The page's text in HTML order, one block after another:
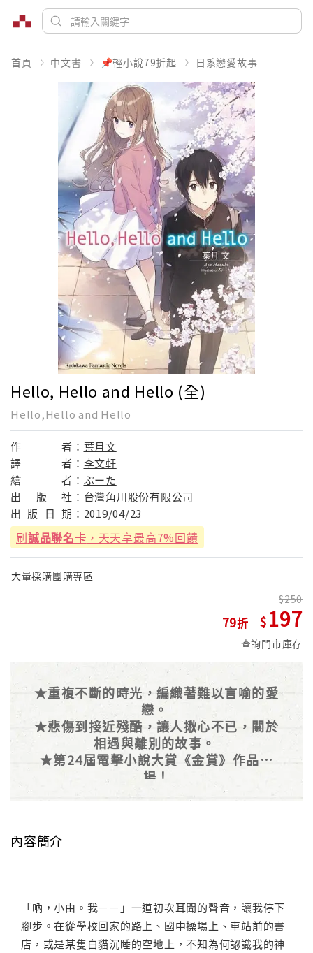
首頁 中文書 📌輕小說79折起 日系戀愛故事
Hello, Hello and Hello (全)
Hello,Hello and Hello
作 者： 葉月文
譯
者： 李文軒
繪
者： ぶーた
出
版 社： 台灣角川股份有限公司
出 版 日 期： 2019/04/23
刷誠品聯名卡 ，天天享最高7%回饋
大量採購團購專區
79
250
197
查詢門市庫存
★重複不斷的時光，編織著難以言喻的愛
戀。
★悲傷到接近殘酷，讓人揪心不已，關於
相遇與離別的故事。
★第24屆電擊小說大賞《金賞》作品登
場！
內容簡介
「吶，小由。我－－」一道初次耳聞的聲音，讓我停下
腳步。在從學校回家的路上、國中操場上、車站前的書
店，或是某隻白貓沉睡的空地上，不知為何認識我的神